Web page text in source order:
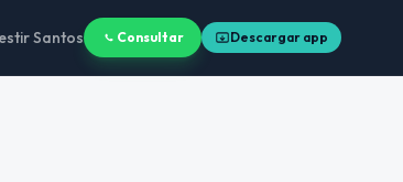
Santos Consultar Descargar app